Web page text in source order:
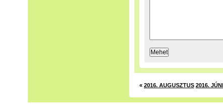
« 2016. AUGUSZTUS 2016.